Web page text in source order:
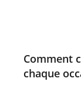
Comment
chaque